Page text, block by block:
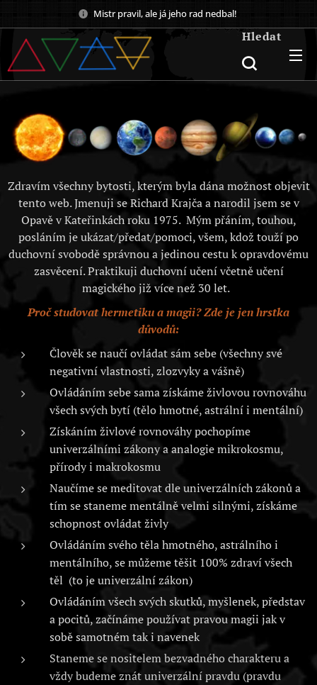
Mistr pravil, ale já jeho rad nedbal!
Hledat
Zdravím všechny bytosti, kterým byla dána možnost objevit
tento web. Jmenuji se Richard Krajča a narodil jsem se v
Opavě v Kateřinkách roku 1975. Mým přáním, touhou,
posláním je ukázat/předat/pomoci, všem, kdož touží po
duchovní svobodě správnou a jedinou cestu k opravdovému
zasvěcení. Praktikuji duchovní učení včetně učení
magického již více než 30 let.
Proč studovat hermetiku a magii? Zde je jen hrstka
důvodů:
Člověk se naučí ovládat sám sebe (všechny své
negativní vlastnosti, zlozvyky a vášně)
Ovládáním sebe sama získáme živlovou rovnováhu
všech svých bytí (tělo hmotné, astrální i mentální)
Získáním živlové rovnováhy pochopíme
univerzálními zákony a analogie mikrokosmu,
přírody i makrokosmu
Naučíme se meditovat dle univerzálních zákonů a
tím se staneme mentálně velmi silnými, získáme
schopnost ovládat živly
Ovládáním svého těla hmotného, astrálního i
mentálního, se můžeme těšit 100% zdraví všech
těl (to je univerzální zákon)
Ovládáním všech svých skutků, myšlenek, představ
a pocitů, začínáme používat pravou magii jak v
sobě samotném tak i navenek
Staneme se nositelem bezvadného charakteru a
vždy budeme znát univerzální pravdu (pravdu